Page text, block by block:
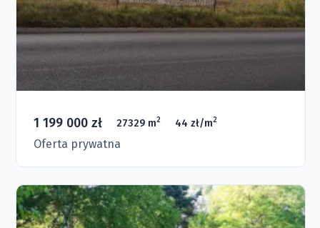
1 199 000 zł 27329 m2 44 zł/m2
Oferta prywatna